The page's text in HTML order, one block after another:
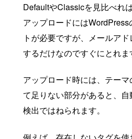
DefaultやClassicを見比べれ
アップロードには
トが必要ですが、メールア
するだけなのですぐにとれま
アップロード時には、テー
て足りない部分があると、
検出ではねられます。